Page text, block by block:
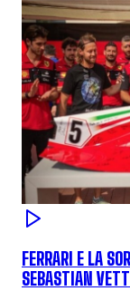
FERRARI E LA
SEBASTIAN